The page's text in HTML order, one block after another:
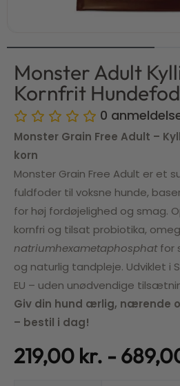
Monster Adult
Kornfrit
0
Monster Grain Free Adult –
korn
Monster Grain Free Adult er et
fuldfoder til voksne hunde,
for høj fordøjelighed og smag.
kornfri og tilsat probiotika,
natriumhexametaphosphatfor
og naturlig tandpleje. Udviklet i
EU – uden unødvendige
Giv din hund ærlig, nærende
– bestil i dag!
219,00 kr.